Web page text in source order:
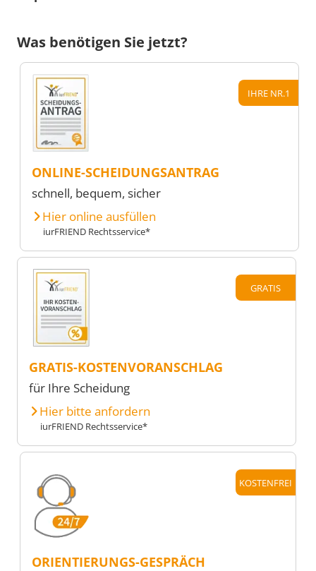
Was benötigen Sie jetzt?
IHRE NR.1
ONLINE-SCHEIDUNGSANTRAG
schnell, bequem, sicher
Hier online ausfüllen
iurFRIEND Rechtsservice*
GRATIS
GRATIS-KOSTENVORANSCHLAG
für Ihre Scheidung
Hier bitte anfordern
iurFRIEND Rechtsservice*
KOSTENFREI
ORIENTIERUNGS-GESPRÄCH